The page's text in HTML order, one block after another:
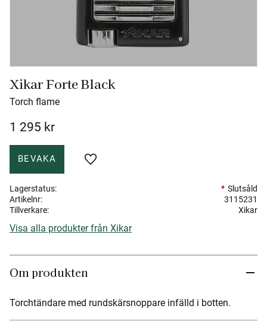
Xikar Forte Black
Torch flame
1 295 kr
Lägg till i favoriter
BEVAKA
Lagerstatus
Slutsåld
Artikelnr
3115231
Tillverkare
Xikar
Visa alla produkter från Xikar
Om produkten
Torchtändare med rundskärsnoppare infälld i botten.